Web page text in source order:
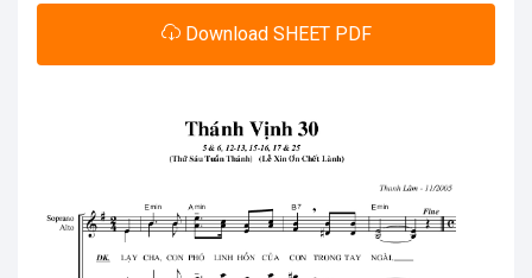
Download SHEET PDF